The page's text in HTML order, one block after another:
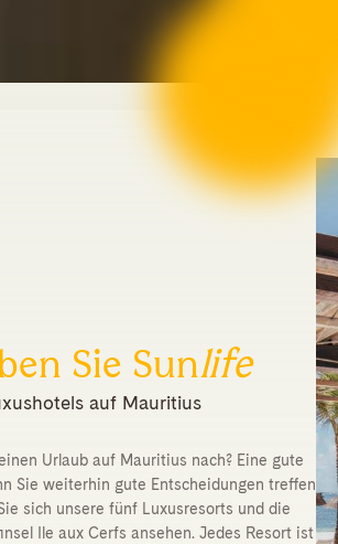
Sie Sunlife
auf Mauritius
Urlaub auf Mauritius nach? Eine gute
Sie weiterhin gute Entscheidungen treffen
sich unsere fünf Luxusresorts und die
Ile aux Cerfs ansehen. Jedes Resort ist